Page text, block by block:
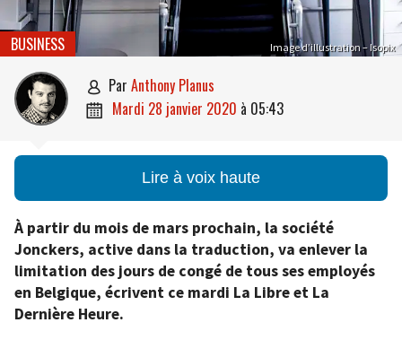
Image d’illustration – Isopix
BUSINESS
 par Anthony Planus
 mardi 28 janvier 2020 à 05:43
Lire à voix haute
À partir du mois de mars prochain, la société
Jonckers, active dans la traduction, va enlever la
limitation des jours de congé de tous ses employés
en Belgique, écrivent ce mardi La Libre et La
Dernière Heure.